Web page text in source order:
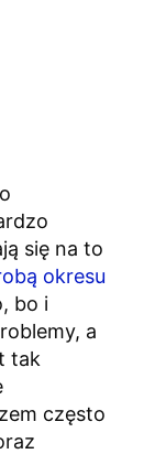
się na to
okresu
bo i
a
tak
często